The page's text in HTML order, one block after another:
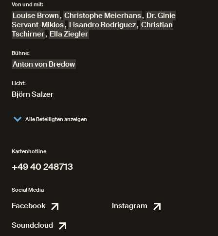
Von und mit:
Louise Brown, Christophe Meierhans, Dr. Ginie
Servant-Miklos, Lisandro Rodriguez, Christian
Tschirner, Ella Ziegler
Alle Beteiligten anzeigen
Bühne:
Anton von Bredow
Licht:
Björn Salzer
Kartenhotline
+49 40 248713
Social Media
Facebook FacebookInstagram
Soundcloud